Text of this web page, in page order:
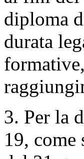
diploma
durata
3. Per la
19,